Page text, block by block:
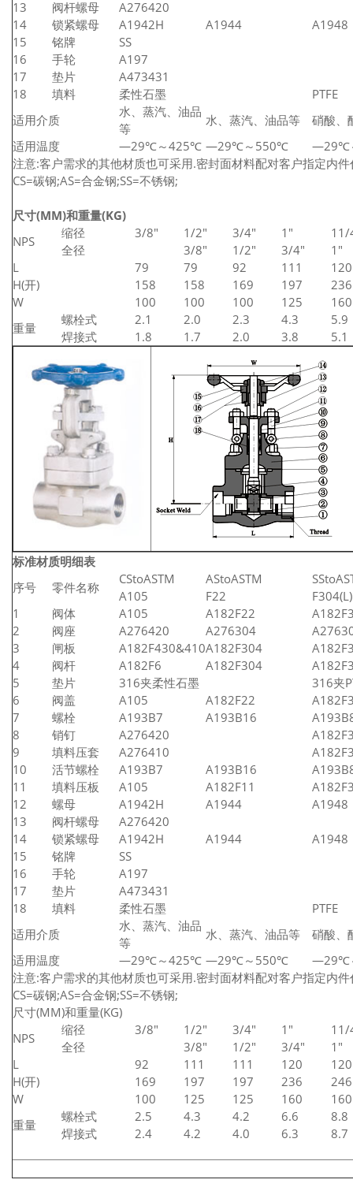
13
阀杆螺母
A276420
14
锁紧螺母 A1942H A1944
A1948
15
铭牌
SS
16
手轮
A197
17
垫片
A473431
18
填料 柔性石墨
PTFE
适用介质
水、蒸汽、油品
等
水、蒸汽、油品等
硝酸、
适用温度
—29℃～425℃ —29℃～550℃
—29℃
注意:客户需求的其他材质也可采用.密封面材料配对客户指定内
CS=碳钢;AS=合金钢;SS=不锈钢;
尺寸(MM)和重量(KG)
NPS
缩径 3/8" 1/2" 3/4" 1"
11/
全径
3/8" 1/2" 3/4"
1"
L
79 79 92 111
120
H(开)
158 158 169 197
236
W
100 100 100 125
160
重量
螺栓式 2.1 2.0 2.3 4.3
5.9
焊接式
1.8 1.7 2.0 3.8 5.1
标准材质明细表
序号
零件名称
CStoASTM AStoASTM
A105
F22
F304(L)
1
阀体 A105 A182F22
2
阀座 A276420 A276304
3
闸板 A182F430&410A182F304
4
阀杆 A182F6 A182F304
5
垫片 316夹柔性石墨
316夹
6
阀盖 A105 A182F22
7
螺栓 A193B7 A193B16
8
销钉 A276420
9
填料压套 A276410
10
活节螺栓 A193B7 A193B16
11
填料压板 A105 A182F11
12
螺母 A1942H A1944
A1948
13
阀杆螺母
A276420
14
锁紧螺母 A1942H A1944
A1948
15
铭牌
SS
16
手轮
A197
17
垫片
A473431
18
填料 柔性石墨
PTFE
适用介质
水、蒸汽、油品
等
水、蒸汽、油品等
硝酸、
适用温度
—29℃～425℃ —29℃～550℃
—29℃
注意:客户需求的其他材质也可采用.密封面材料配对客户指定内
CS=碳钢;AS=合金钢;SS=不锈钢;
尺寸(MM)和重量(KG)
NPS
缩径 3/8" 1/2" 3/4" 1"
11/
全径
3/8" 1/2" 3/4"
1"
L
92 111 111 120
120
H(开)
169 197 197 236
246
W
100 125 125 160
160
重量
螺栓式 2.5 4.3 4.2 6.6
8.8
焊接式
2.4 4.2 4.0 6.3 8.7